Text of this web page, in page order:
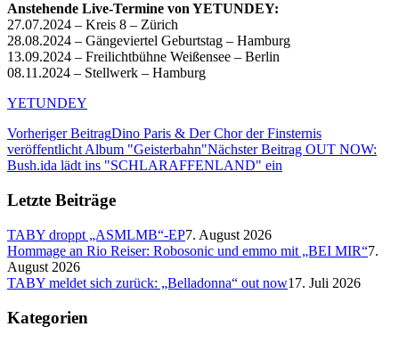
Anstehende Live-Termine von YETUNDEY:
27.07.2024 – Kreis 8 – Zürich
28.08.2024 – Gängeviertel Geburtstag – Hamburg
13.09.2024 – Freilichtbühne Weißensee – Berlin
08.11.2024 – Stellwerk – Hamburg
YETUNDEY
Vorheriger BeitragDino Paris & Der Chor der Finsternis
veröffentlicht Album "Geisterbahn"Nächster Beitrag OUT NOW:
Bush.ida lädt ins "SCHLARAFFENLAND" ein
Letzte Beiträge
TABY droppt „ASMLMB“-EP7. August 2026
Hommage an Rio Reiser: Robosonic und emmo mit „BEI MIR“7.
August 2026
TABY meldet sich zurück: „Belladonna“ out now17. Juli 2026
Kategorien